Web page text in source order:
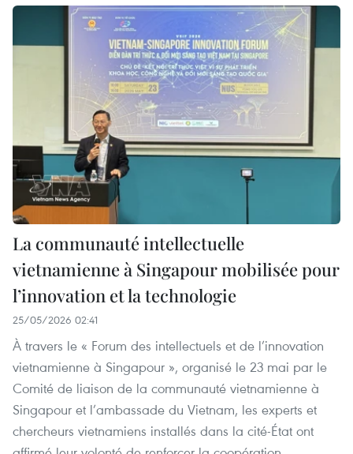
La communauté intellectuelle
vietnamienne à Singapour mobilisée pour
l’innovation et la technologie
25/05/2026 02:41
À travers le « Forum des intellectuels et de l’innovation
vietnamienne à Singapour », organisé le 23 mai par le
Comité de liaison de la communauté vietnamienne à
Singapour et l’ambassade du Vietnam, les experts et
chercheurs vietnamiens installés dans la cité-État ont